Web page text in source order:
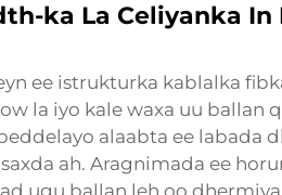
ka La Celiyanka In
ee istrukturka kablalka
la iyo kale waxa uu ballan
alaabta ee labada
ah. Aragnimada ee
ugu ballan leh oo